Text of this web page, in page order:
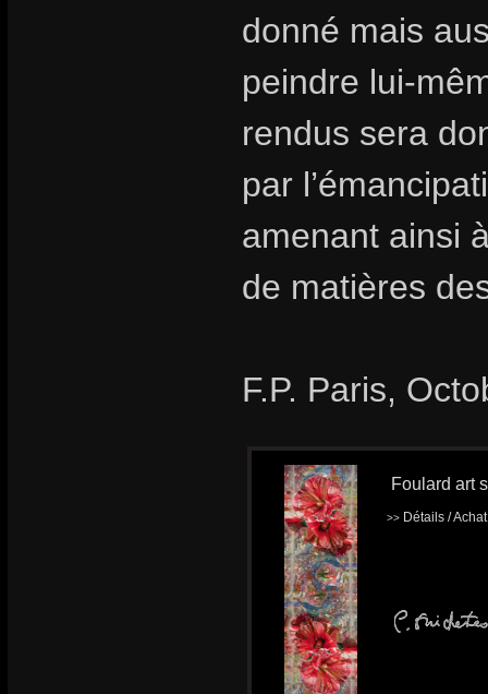
donné mais
peindre lui-
rendus sera
par
amenant ainsi
de matières
F.P. Paris,
Foulard art
>> Détails /